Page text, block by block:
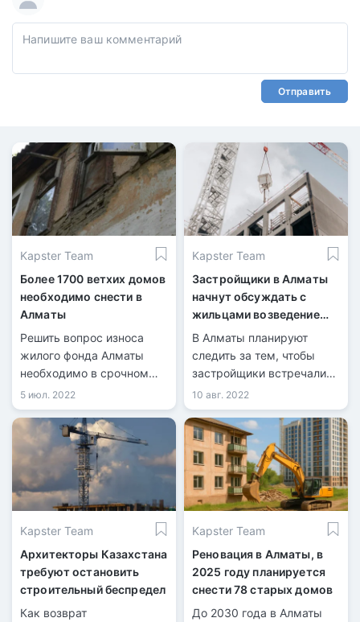
Отправить
Kapster Team
Более 1700 ветхих домов
необходимо снести в
Алматы
Решить вопрос износа
жилого фонда Алматы
необходимо в срочном
порядке. Реновация
ветхого жилья включена в
проект плана развития
города до 2025 года и
среднесрочных
перспектив до 2030 года.
Об этом рассказал аким
города Ерболат Досаев.
5 июл. 2022
Kapster Team
Застройщики в Алматы
начнут обсуждать с
жильцами возведение
будущих ЖК
В Алматы планируют
следить за тем, чтобы
застройщики встречались
с жильцами ближайших
домов перед тем, как
возводить здания.
10 авг. 2022
Kapster Team
Архитекторы Казахстана
требуют остановить
строительный беспредел
Как возврат
Kapster Team
Реновация в Алматы, в
2025 году планируется
снести 78 старых домов
До 2030 года в Алматы